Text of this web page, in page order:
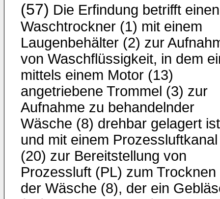
(57) Die Erfindung betrifft einen
Waschtrockner (1) mit einem
Laugenbehälter (2) zur
von Waschflüssigkeit, in dem
mittels einem Motor (13)
angetriebene Trommel (3) zur
Aufnahme zu behandelnder
Wäsche (8) drehbar gelagert
und mit einem Prozessluftkanal
(20) zur Bereitstellung von
Prozessluft (PL) zum Trocknen
der Wäsche (8), der ein